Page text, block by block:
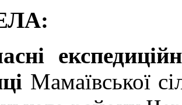
Мамаївської